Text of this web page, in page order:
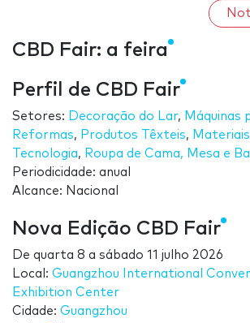
CBD Fair: a feira
Perfil de CBD Fair
Setores: Decoração do Lar, Máquinas
Reformas, Produtos Têxteis, Materiais
Tecnologia, Roupa de Cama, Mesa e
Periodicidade: anual
Alcance: Nacional
Nova Edição CBD Fair
De quarta 8 a sábado 11 julho 2026
Local: Guangzhou International
Exhibition Center
Cidade: Guangzhou